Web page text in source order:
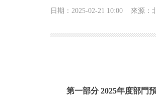
日期：2025-02-21 10:00 來源：
第一部分 2025年度部門